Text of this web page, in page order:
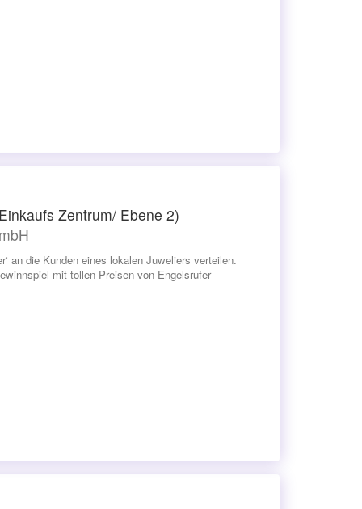
Zentrum/ Ebene 2)
an die Kunden eines lokalen Juweliers verteilen.
mit tollen Preisen von Engelsrufer